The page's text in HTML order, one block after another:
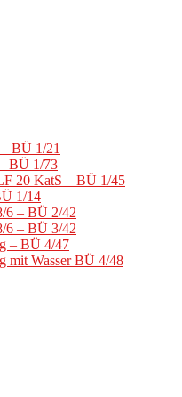
BÜ 1/21
BÜ 1/73
20 KatS – BÜ 1/45
1/14
6 – BÜ 2/42
6 – BÜ 3/42
– BÜ 4/47
mit Wasser BÜ 4/48